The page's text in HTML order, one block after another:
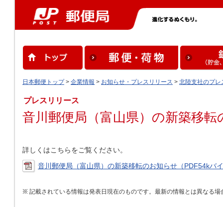
日本郵便トップ> 企業情報 > お知らせ・プレスリリース > 北陸支社のプレ
プレスリリース
音川郵便局（富山県）の新築移転
詳しくはこちらをご覧ください。
音川郵便局（富山県）の新築移転のお知らせ（PDF54kバ
記載されている情報は発表日現在のものです。最新の情報とは異なる